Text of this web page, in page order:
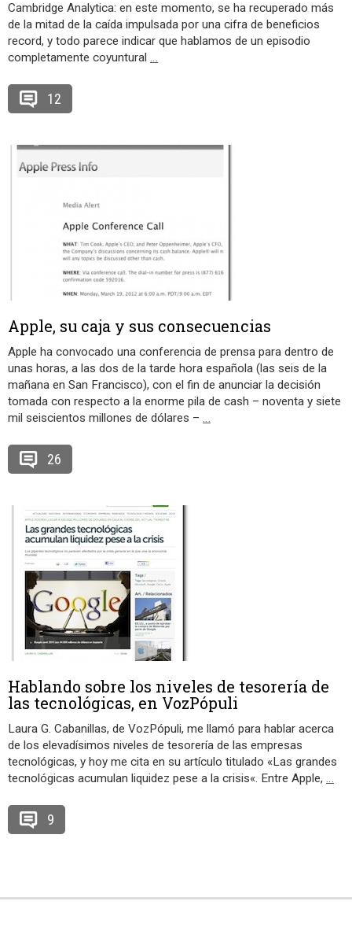
Cambridge Analytica: en este momento, se ha recuperado más
de la mitad de la caída impulsada por una cifra de beneficios
record, y todo parece indicar que hablamos de un episodio
completamente coyuntural …
12
Apple, su caja y sus consecuencias
Apple ha convocado una conferencia de prensa para dentro de
unas horas, a las dos de la tarde hora española (las seis de la
mañana en San Francisco), con el fin de anunciar la decisión
tomada con respecto a la enorme pila de cash – noventa y siete
mil seiscientos millones de dólares – …
26
Hablando sobre los niveles de tesorería de
las tecnológicas, en VozPópuli
Laura G. Cabanillas, de VozPópuli, me llamó para hablar acerca
de los elevadísimos niveles de tesorería de las empresas
tecnológicas, y hoy me cita en su artículo titulado «Las grandes
tecnológicas acumulan liquidez pese a la crisis«. Entre Apple, …
9